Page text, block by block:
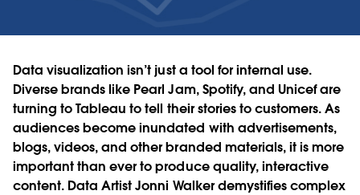
Data visualization isn’t just a tool for internal use.
Diverse brands like Pearl Jam, Spotify, and Unicef are
turning to Tableau to tell their stories to customers. As
audiences become inundated with advertisements,
blogs, videos, and other branded materials, it is more
important than ever to produce quality, interactive
content. Data Artist Jonni Walker demystifies complex